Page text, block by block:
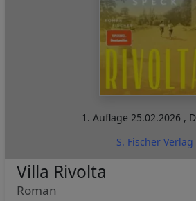
1. Auflage25.02.2026 ,
S. Fischer Verlag
Villa Rivolta
Roman